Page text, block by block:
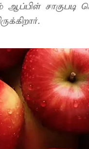
ஆப்பிள் சாகுபடி